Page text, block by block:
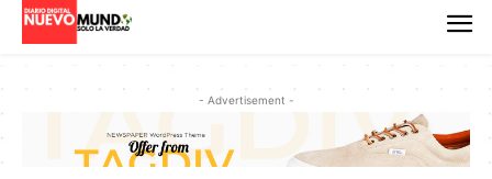
- Advertisement -